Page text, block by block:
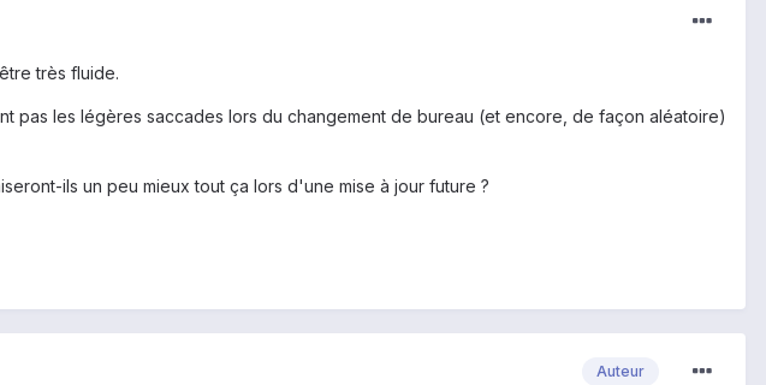
très fluide.
pas les légères saccades lors du changement de bureau (et encore, de façon aléatoire)
ils un peu mieux tout ça lors d'une mise à jour future ?
Auteur